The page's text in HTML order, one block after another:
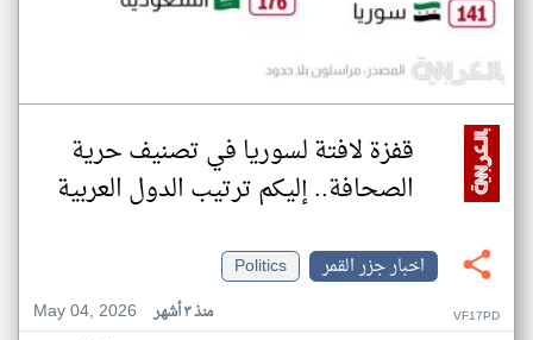
قفزة لافتة لسوريا في تصنيف حرية
الصحافة.. إليكم ترتيب الدول العربية
اخبار جزر القمر
Politics
May 04, 2026
منذ ٣ أشهر VF17PD